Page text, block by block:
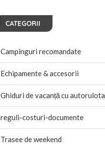
CATEGORII
Campinguri recomandate
Echipamente & accesorii
Ghiduri de vacanță cu autorulota
reguli-costuri-documente
Trasee de weekend